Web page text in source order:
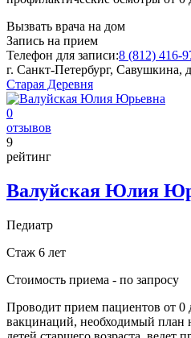
Вызвать врача на дом
Запись на прием
Телефон для записи:8 (812) 416-
г. Санкт-Петербург, Савушкина,
Старая Деревня
0
отзывов
9
рейтинг
Валуйская Юлия
Педиатр
Стаж 6 лет
Стоимость приема - по запросу
Проводит прием пациентов от 0
вакцинаций, необходимый план